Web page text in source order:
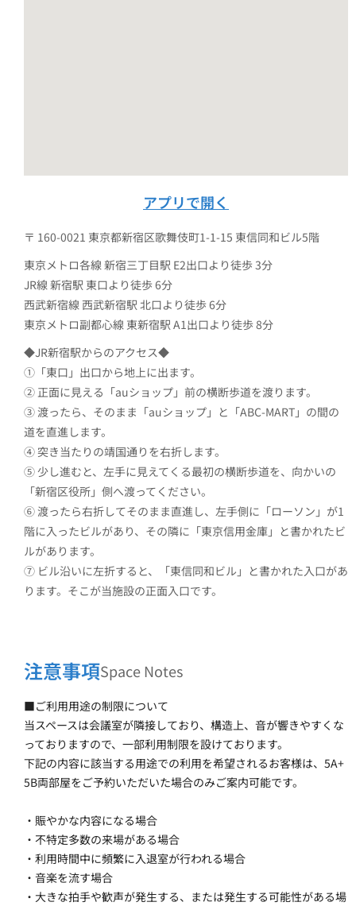
アプリで開く
〒 160-0021 東京都新宿区歌舞伎町1-1-15 東信同和ビル5階
東京メトロ各線 新宿三丁目駅 E2出口より徒歩 3分
JR線 新宿駅 東口より徒歩 6分
西武新宿線 西武新宿駅 北口より徒歩 6分
東京メトロ副都心線 東新宿駅 A1出口より徒歩 8分
◆JR新宿駅からのアクセス◆
①「東口」出口から地上に出ます。
② 正面に見える「auショップ」前の横断歩道を渡ります。
③ 渡ったら、そのまま「auショップ」と「ABC-MART」の間の
道を直進します。
④ 突き当たりの靖国通りを右折します。
⑤ 少し進むと、左手に見えてくる最初の横断歩道を、向かいの
「新宿区役所」側へ渡ってください。
⑥ 渡ったら右折してそのまま直進し、左手側に「ローソン」が1
階に入ったビルがあり、その隣に「東京信用金庫」と書かれたビ
ルがあります。
⑦ ビル沿いに左折すると、「東信同和ビル」と書かれた入口があ
ります。そこが当施設の正面入口です。
注意事項Space Notes
■ご利用用途の制限について
当スペースは会議室が隣接しており、構造上、音が響きやすくな
っておりますので、一部利用制限を設けております。
下記の内容に該当する用途での利用を希望されるお客様は、5A+
5B両部屋をご予約いただいた場合のみご案内可能です。
・賑やかな内容になる場合
・不特定多数の来場がある場合
・利用時間中に頻繁に入退室が行われる場合
・音楽を流す場合
・大きな拍手や歓声が発生する、または発生する可能性がある場